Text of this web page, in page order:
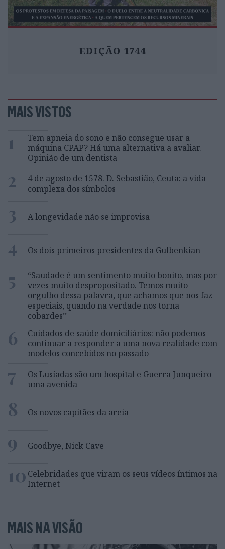
EDIÇÃO 1744
MAIS VISTOS
1
Tem apneia do sono e não consegue usar a
máquina CPAP? Há uma alternativa a avaliar.
Opinião de um dentista
2
4 de agosto de 1578. D. Sebastião, Ceuta: a vida
complexa dos símbolos
3 A longevidade não se improvisa
4 Os dois primeiros presidentes da Gulbenkian
5
“Saudade é um sentimento muito bonito, mas por
vezes muito despropositado. Temos muito
orgulho dessa palavra, que achamos que nos faz
especiais, quando na verdade nos torna
cobardes’’
6
Cuidados de saúde domiciliários: não podemos
continuar a responder a uma nova realidade com
modelos concebidos no passado
7
Os Lusíadas são um hospital e Guerra Junqueiro
uma avenida
8 Os novos capitães da areia
9 Goodbye, Nick Cave
10 Celebridades que viram os seus vídeos íntimos na
Internet
MAIS NA VISÃO